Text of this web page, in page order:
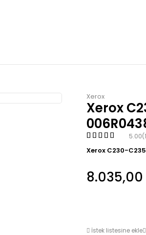
Xerox
Xerox
5.00
Xerox C230-
8.035,00
İstek listesine ekle